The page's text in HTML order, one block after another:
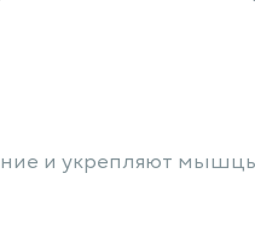
и укрепляют